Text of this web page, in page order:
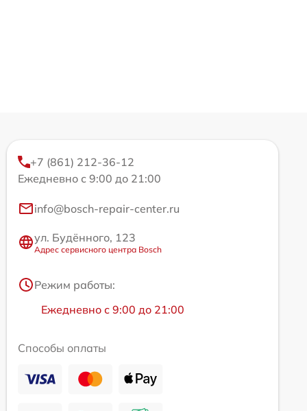
+7 (861) 212-36-12
Ежедневно с 9:00 до 21:00
info@bosch-repair-center.ru
ул. Будённого, 123
Адрес сервисного центра Bosch
Режим работы:
Ежедневно с 9:00 до 21:00
Способы оплаты